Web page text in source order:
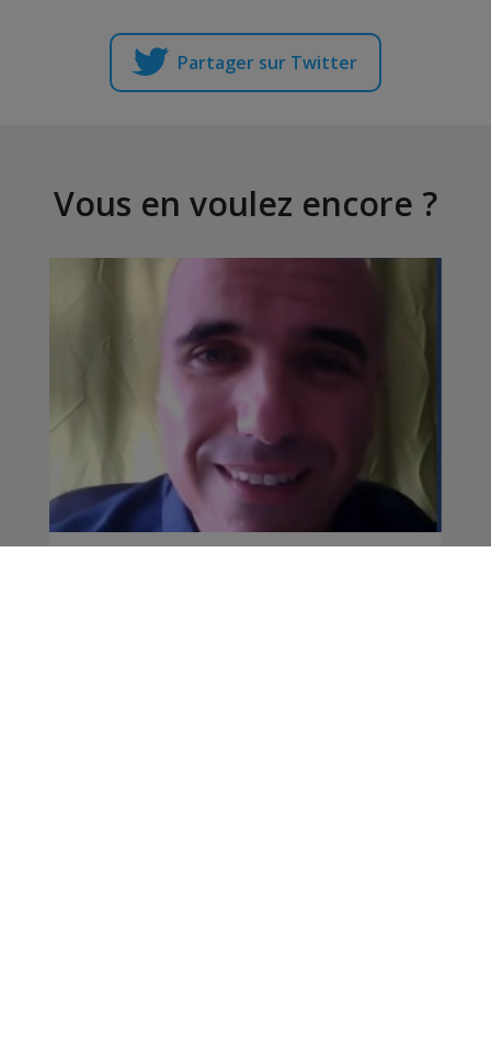
Partager sur Twitter
Vous en voulez encore ?